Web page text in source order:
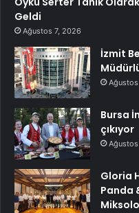
Geldi
Ağustos 7, 2026
İzmit
Bursa
çıkıyor
Gloria
Panda